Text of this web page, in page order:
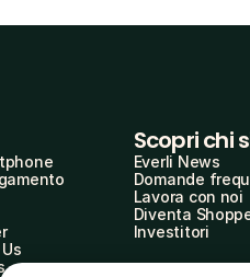
Scopri chi
Everli News
Domande
Lavora con noi
Diventa
Investitori